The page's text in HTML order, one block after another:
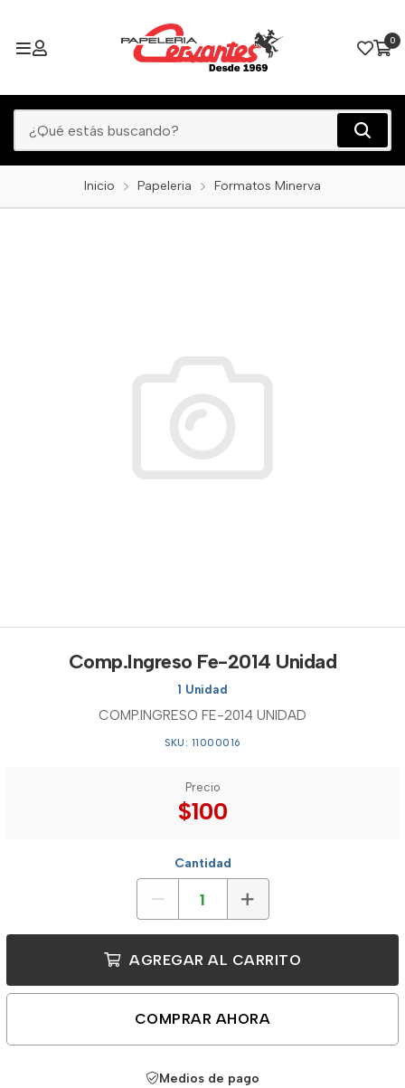
0
Inicio Papeleria Formatos Minerva
Comp.Ingreso Fe-2014 Unidad
1 Unidad
COMP.INGRESO FE-2014 UNIDAD
SKU: 11000016
Precio
$100
Cantidad
AGREGAR AL CARRITO
COMPRAR AHORA
Medios de pago